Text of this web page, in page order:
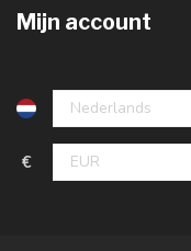
Mijn account
€